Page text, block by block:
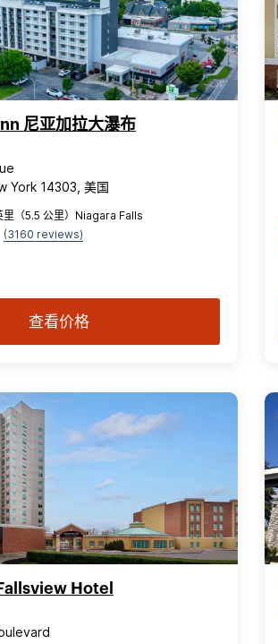
尼亚加拉大瀑布
York 14303, 美国
里（5.5 公里）Niagara Falls
(3160 reviews)
查看价格
Hotel